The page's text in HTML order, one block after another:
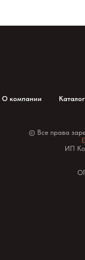
О компании Каталог
© Все права
ИП